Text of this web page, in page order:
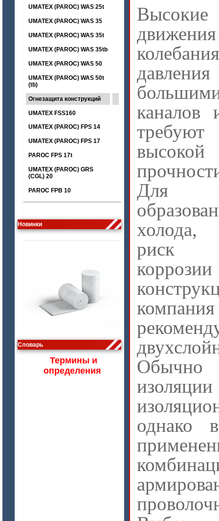
UMATEX (PAROC) WAS 25t
UMATEX (PAROC) WAS 35
UMATEX (PAROC) WAS 35t
UMATEX (PAROC) WAS 35tb
UMATEX (PAROC) WAS 50
UMATEX (PAROC) WAS 50t
(tb)
Огнезащита конструкций
UMATEX FSS160
UMATEX (PAROC) FPS 14
UMATEX (PAROC) FPS 17
PAROC FPS 17t
UMATEX (PAROC) GRS
(CGL) 20
PAROC FPB 10
Новинки
цена по запросу
Словарь
Термины и
определения
каналов
Для
риск
однако